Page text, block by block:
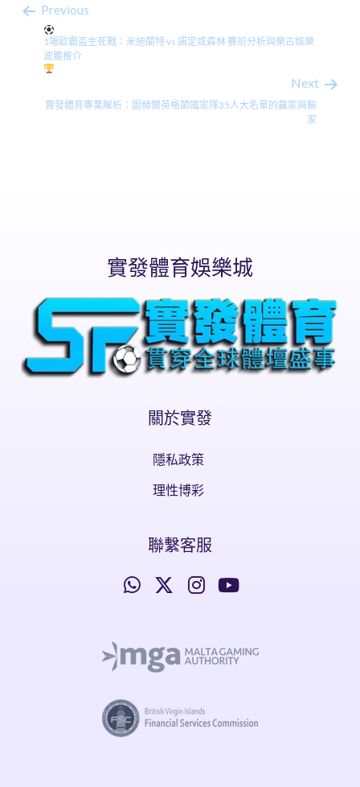
Previous
1場歐霸盃生死戰：米迪蘭特 vs 諾定咸森林 賽前分析與樂古娛樂
波膽推介
Next
實發體育專業解析：圖赫爾英格蘭國家隊35人大名單的贏家與輸
家
實發體育娛樂城
關於實發
隱私政策
理性博彩
聯繫客服